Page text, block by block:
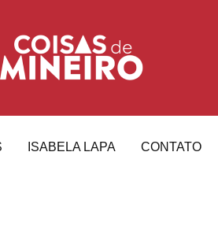
ISABELA LAPA CONTATO